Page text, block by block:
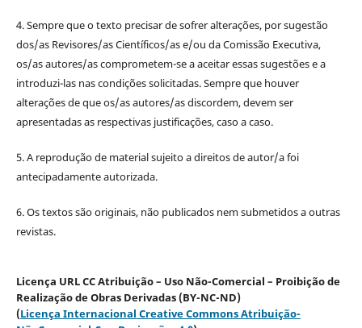
4. Sempre que o texto precisar de sofrer alterações, por sugestão
dos/as Revisores/as Científicos/as e/ou da Comissão Executiva,
os/as autores/as comprometem-se a aceitar essas sugestões e a
introduzi-las nas condições solicitadas. Sempre que houver
alterações de que os/as autores/as discordem, devem ser
apresentadas as respectivas justificações, caso a caso.
5. A reprodução de material sujeito a direitos de autor/a foi
antecipadamente autorizada.
6. Os textos são originais, não publicados nem submetidos a outras
revistas.
Licença URL CC Atribuição – Uso Não-Comercial – Proibição de
Realização de Obras Derivadas (BY-NC-ND)
(Licença Internacional Creative Commons Atribuição-